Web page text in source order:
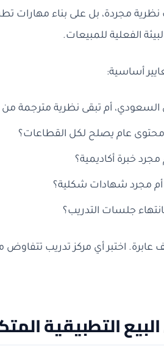
مجردة، بل على بناء مهارات
الفعلية للمبيعات.
أساسية:
أم تبقى نظرية مترجمة من
عام يصلح لكل القطاعات؟
خبرة أكاديمية؟
مجرد شهادات شكلية؟
جلسات التدريب؟
اختبر أي مركز تدريب تتفاوض
التطبيقية